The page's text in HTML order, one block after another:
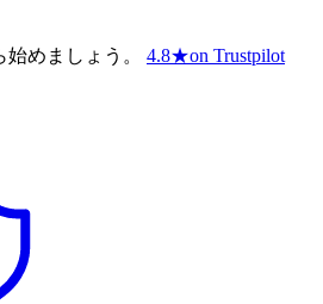
めましょう。 4.8★on Trustpilot